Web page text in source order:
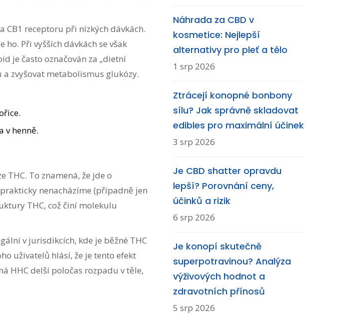
CB1 receptoru při nízkých dávkách.
ho. Při vyšších dávkách se však
je často označován za „dietní
zvyšovat metabolismus glukózy.
v henně.
THC. To znamená, že jde o
nenacházíme (případně jen
THC, což činí molekulu
v jurisdikcích, kde je běžné THC
uživatelů hlásí, že je tento efekt
HHC delší poločas rozpadu v těle,
Náhrada za CBD v
kosmetice: Nejlepší
alternativy pro pleť a tělo
1 srp 2026
Ztrácejí konopné bonbony
sílu? Jak správně skladovat
edibles pro maximální účinek
3 srp 2026
Je CBD shatter opravdu
lepší? Porovnání ceny,
účinků a rizik
6 srp 2026
Je konopí skutečně
superpotravinou? Analýza
výživových hodnot a
zdravotních přínosů
5 srp 2026